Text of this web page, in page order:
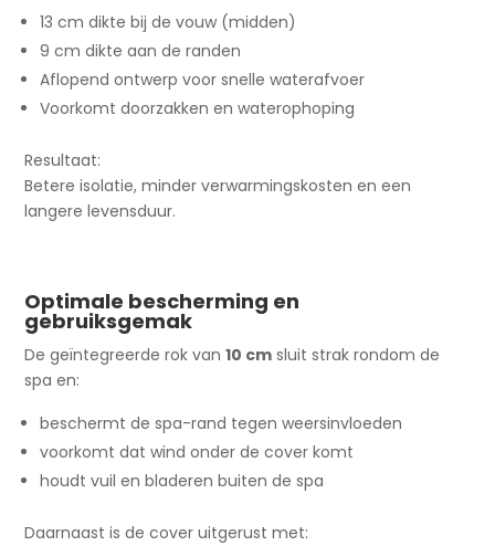
13 cm dikte bij de vouw (midden)
9 cm dikte aan de randen
Aflopend ontwerp voor snelle waterafvoer
Voorkomt doorzakken en waterophoping
Resultaat:
Betere isolatie, minder verwarmingskosten en een
langere levensduur.
Optimale bescherming en
gebruiksgemak
De geïntegreerde rok van10 cm sluit strak rondom de
spa en:
beschermt de spa-rand tegen weersinvloeden
voorkomt dat wind onder de cover komt
houdt vuil en bladeren buiten de spa
Daarnaast is de cover uitgerust met: